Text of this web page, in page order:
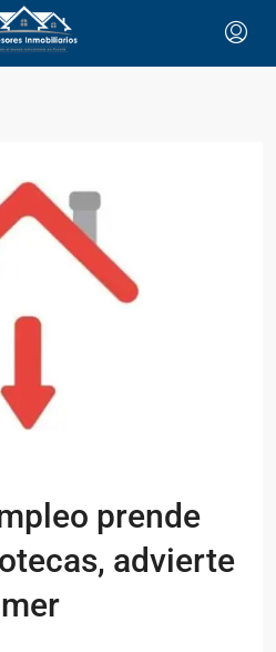
prende
advierte